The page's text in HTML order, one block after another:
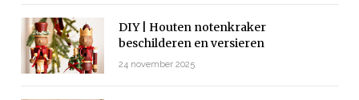
DIY | Houten notenkraker
beschilderen en versieren
24 november 2025